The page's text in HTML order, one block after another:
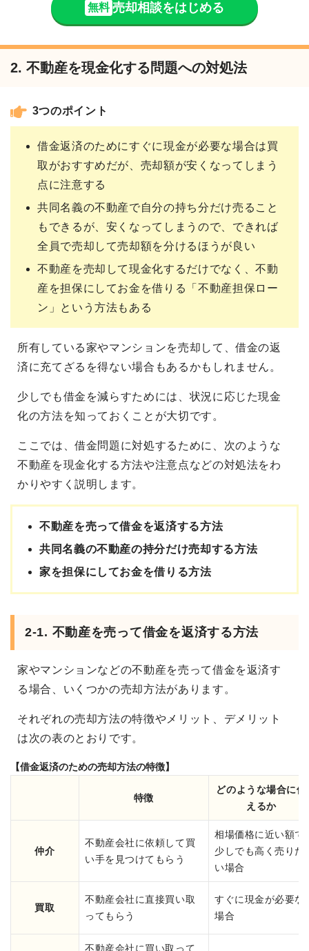
無料 売却相談をはじめる
2. 不動産を現金化する問題への対処法
3つのポイント
借金返済のためにすぐに現金が必要な場合は買
取がおすすめだが、売却額が安くなってしまう
点に注意する
共同名義の不動産で自分の持ち分だけ売ること
もできるが、安くなってしまうので、できれば
全員で売却して売却額を分けるほうが良い
不動産を売却して現金化するだけでなく、不動
産を担保にしてお金を借りる「不動産担保ロー
ン」という方法もある
所有している家やマンションを売却して、借金の返
済に充てざるを得ない場合もあるかもしれません。
少しでも借金を減らすためには、状況に応じた現金
化の方法を知っておくことが大切です。
ここでは、借金問題に対処するために、次のような
不動産を現金化する方法や注意点などの対処法をわ
かりやすく説明します。
不動産を売って借金を返済する方法
共同名義の不動産の持分だけ売却する方法
家を担保にしてお金を借りる方法
2-1. 不動産を売って借金を返済する方法
家やマンションなどの不動産を売って借金を返済す
る場合、いくつかの売却方法があります。
それぞれの売却方法の特徴やメリット、デメリット
は次の表のとおりです。
【借金返済のための売却方法の特徴】
特徴
どのような場合に使
えるか
仲介
不動産会社に依頼して買
い手を見つけてもらう
相場価格に近い額で
少しでも高く売りた
い場合
買取
不動産会社に直接買い取
ってもらう
すぐに現金が必要な
場合
不動産会社に買い取って